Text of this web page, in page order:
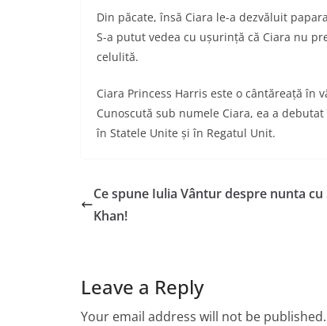
Din păcate, însă Ciara le-a dezvăluit
S-a putut vedea cu ușurință că Ciara nu
celulită.
Ciara Princess Harris este o cântăreață în
Cunoscută sub numele Ciara, ea a
în Statele Unite și în Regatul Unit.
Ce spune Iulia Vântur despre nunta cu
Khan!
Leave a Reply
Your email address will not be published.